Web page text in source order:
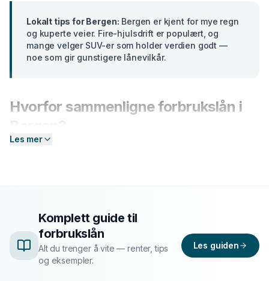
Lokalt tips forBergen: Bergen er kjent for mye regn
og kuperte veier. Fire-hjulsdrift er populært, og
mange velger SUV-er som holder verdien godt —
noe som gir gunstigere lånevilkår.
Hvorfor sammenligneforbrukslån i
Banker i
sammenligne aktuelle tilbud og finne det som passer
deg best.
Slik fungerer prosessen
Les mer
Komplett guide til
forbrukslån
Alt du trenger å vite — renter, tips
og eksempler.
Les guiden